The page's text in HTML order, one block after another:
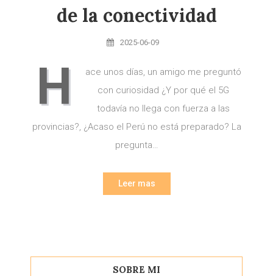
de la conectividad
2025-06-09
H
ace unos días, un amigo me preguntó
con curiosidad ¿Y por qué el 5G
todavía no llega con fuerza a las
provincias?, ¿Acaso el Perú no está preparado? La
pregunta…
Leer mas
SOBRE MI